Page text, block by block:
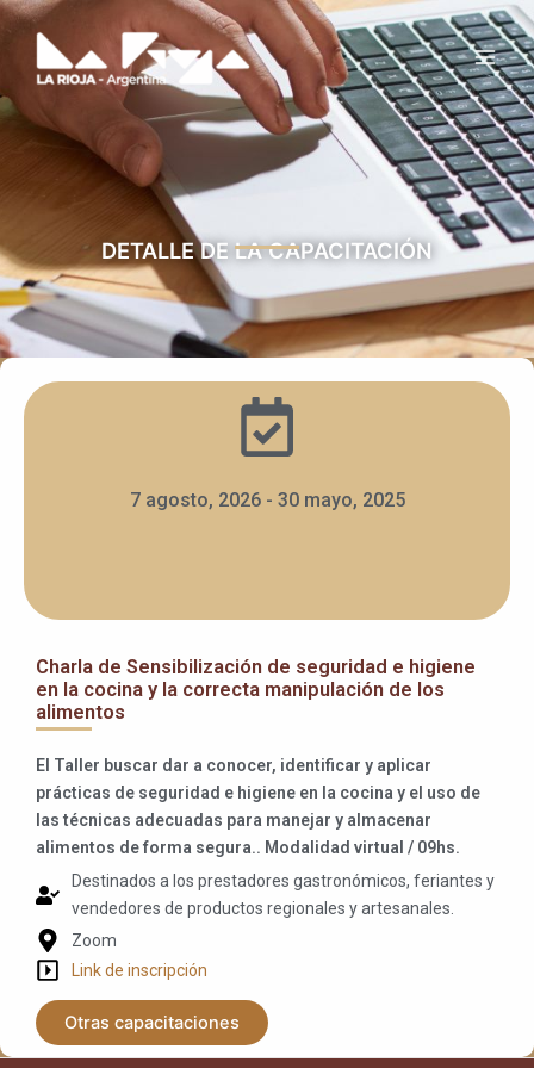
Ir
contenido
Main
DETALLE DE LA CAPACITACIÓN
7 agosto, 2026 - 30 mayo, 2025
Charla de Sensibilización de seguridad e higiene
en la cocina y la correcta manipulación de los
alimentos
El Taller buscar dar a conocer, identificar y aplicar
prácticas de seguridad e higiene en la cocina y el uso de
las técnicas adecuadas para manejar y almacenar
alimentos de forma segura.. Modalidad virtual / 09hs.
Destinados a los prestadores gastronómicos, feriantes y
vendedores de productos regionales y artesanales.
Zoom
Link de inscripción
Otras capacitaciones